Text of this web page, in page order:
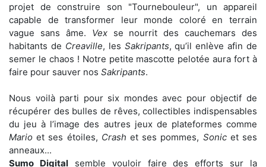
projet de construire son "Tournebouleur", un appareil
capable de transformer leur monde coloré en terrain
vague sans âme. Vex se nourrit des cauchemars des
habitants de Creaville, les Sakripants, qu’il enlève afin de
semer le chaos ! Notre petite mascotte pelotée aura fort à
faire pour sauver nos Sakripants.
Nous voilà parti pour six mondes avec pour objectif de
récupérer des bulles de rêves, collectibles indispensables
du jeu à l’image des autres jeux de plateformes comme
Marioet ses étoiles, Crashet ses pommes, Sonic et ses
anneaux...
Sumo Digitalsemble vouloir faire des efforts sur la